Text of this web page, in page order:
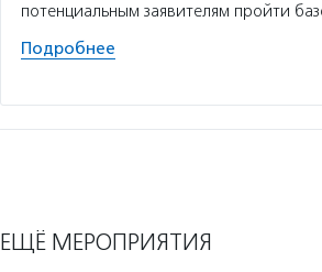
потенциальным заявителям пройти
Подробнее
ЕЩЁ МЕРОПРИЯТИЯ